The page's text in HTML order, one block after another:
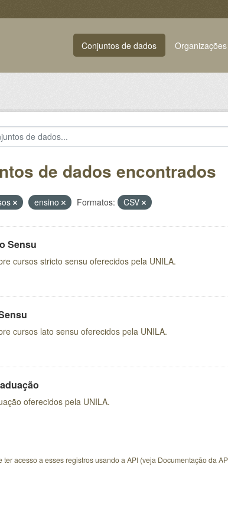
Conjuntos de dados Organizações
de dados encontrados
ensino Formatos: CSV
Sensu
cursos stricto sensu oferecidos pela UNILA.
cursos lato sensu oferecidos pela UNILA.
oferecidos pela UNILA.
ter acesso a esses registros usando a API(veja Documentação da